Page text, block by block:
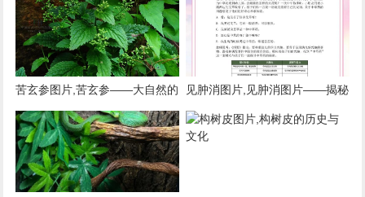
苦玄参图片,苦玄参——大自然的
神奇植物
见肿消图片,见肿消图片——揭秘
神奇的中草药膏药